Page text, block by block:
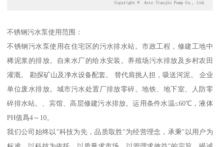
不锈钢污水泵使用范围：
不锈钢污水泵使用在住宅区的污水排水站。市政工程，修建工地中
稀泥浆的排放。自来水厂的给水安装。养殖场污水排放及乡村农田
灌溉。 勘探矿山及净水设备配套。 替代肩挑人担，吸送河泥。 企业
单位废水排放。城市污水处置厂排放零碎。地铁、地下室、人防零
碎排水站。、宾馆、高层修建污水排放。运用条件水温≤60℃，液体
PH值爲4～10。
我们公司始终以"科技为先，品质取胜"为经营理念，承秉"以用户为